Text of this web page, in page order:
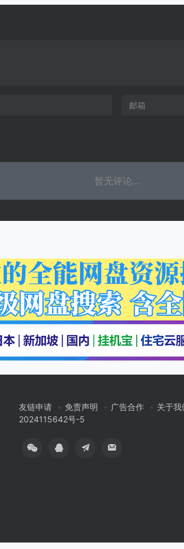
暂无评论...
友链申请 免责声明 广告合作
关于我
2024115642号-5